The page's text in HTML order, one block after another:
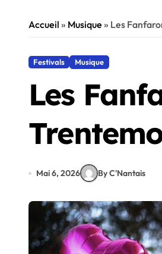
Accueil » Musique » Les
Festivals Musique
Les
Mai 6, 2026 By C'Nantais